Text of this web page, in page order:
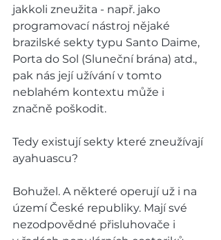
jakkoli zneužita - např. jako
programovací nástroj nějaké
brazilské sekty typu Santo Daime,
Porta do Sol (Sluneční brána) atd.,
pak nás její užívání v tomto
neblahém kontextu může i
značně poškodit.
Tedy existují sekty které zneužívají
ayahuascu?
Bohužel. A některé operují už i na
území České republiky. Mají své
nezodpovědné přisluhovače i